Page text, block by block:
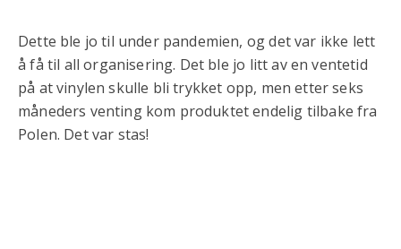
Dette ble jo til under pandemien, og det var ikke lett
å få til all organisering. Det ble jo litt av en ventetid
på at vinylen skulle bli trykket opp, men etter seks
måneders venting kom produktet endelig tilbake fra
Polen. Det var stas!